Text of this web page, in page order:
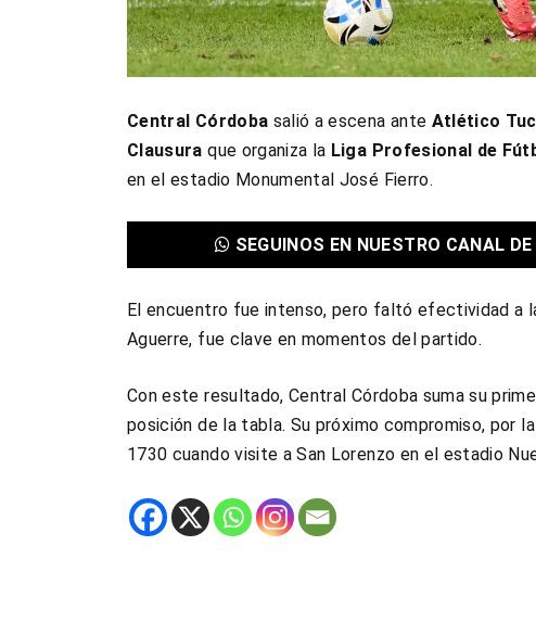
Central Córdoba salió a escena ante Atlético
Clausura que organiza la Liga Profesional de
en el estadio Monumental José Fierro.
SEGUINOS EN NUESTRO CANAL
El encuentro fue intenso, pero faltó efectividad a
Aguerre, fue clave en momentos del partido.
Con este resultado, Central Córdoba suma su
posición de la tabla. Su próximo compromiso, por
1730 cuando visite a San Lorenzo en el estadio